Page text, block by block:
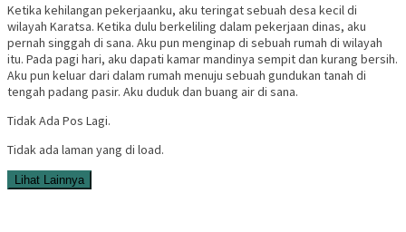
Ketika kehilangan pekerjaanku, aku teringat sebuah desa kecil di
wilayah Karatsa. Ketika dulu berkeliling dalam pekerjaan dinas, aku
pernah singgah di sana. Aku pun menginap di sebuah rumah di wilayah
itu. Pada pagi hari, aku dapati kamar mandinya sempit dan kurang bersih.
Aku pun keluar dari dalam rumah menuju sebuah gundukan tanah di
tengah padang pasir. Aku duduk dan buang air di sana.
Tidak Ada Pos Lagi.
Tidak ada laman yang di load.
Lihat Lainnya